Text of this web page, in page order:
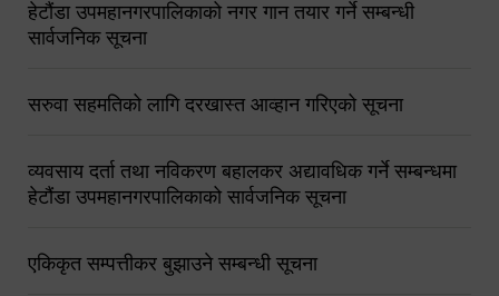
हेटौंडा उपमहानगरपालिकाको नगर गान तयार गर्ने सम्बन्धी
सार्वजनिक सूचना
सरुवा सहमतिको लागि दरखास्त आव्हान गरिएको सूचना
व्यवसाय दर्ता तथा नविकरण बहालकर अद्यावधिक गर्ने सम्बन्धमा
हेटौंडा उपमहानगरपालिकाको सार्वजनिक सूचना
एकिकृत सम्पत्तीकर बुझाउने सम्बन्धी सूचना